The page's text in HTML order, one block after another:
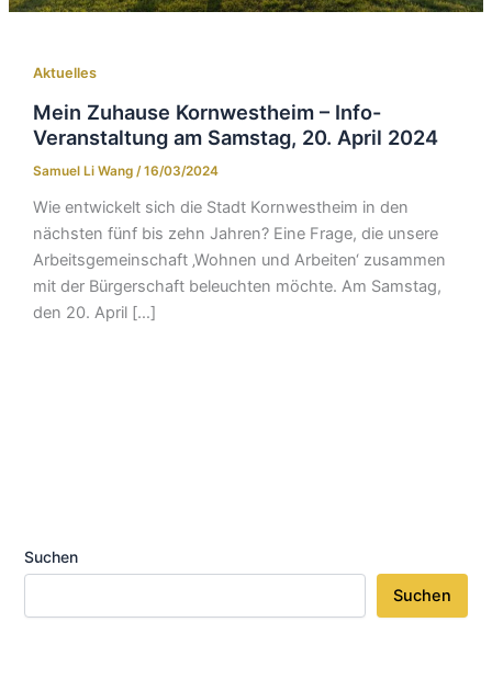
Aktuelles
Mein Zuhause Kornwestheim – Info-
Veranstaltung am Samstag, 20. April 2024
Samuel Li Wang /16/03/2024
Wie entwickelt sich die Stadt Kornwestheim in den
nächsten fünf bis zehn Jahren? Eine Frage, die unsere
Arbeitsgemeinschaft ‚Wohnen und Arbeiten‘ zusammen
mit der Bürgerschaft beleuchten möchte. Am Samstag,
den 20. April […]
Suchen
Suchen